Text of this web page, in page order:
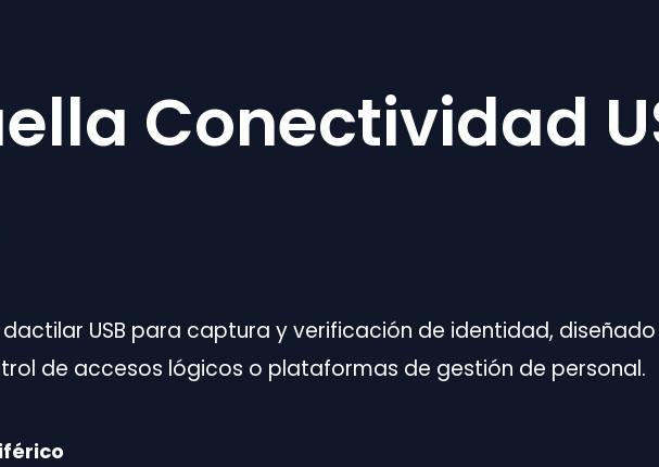
Conectividad
USB para captura y verificación de identidad,
de accesos lógicos o plataformas de gestión de personal.